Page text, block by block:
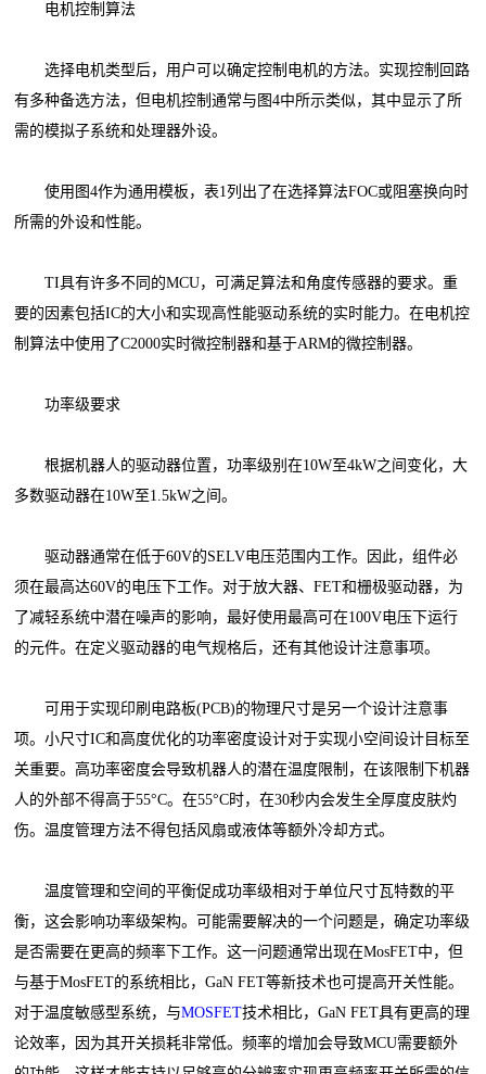
电机控制算法
选择电机类型后，用户可以确定控制电机的方法。实现控制回路
有多种备选方法，但电机控制通常与图4中所示类似，其中显示了所
需的模拟子系统和处理器外设。
使用图4作为通用模板，表1列出了在选择算法FOC或阻塞换向时
所需的外设和性能。
TI具有许多不同的MCU，可满足算法和角度传感器的要求。重
要的因素包括IC的大小和实现高性能驱动系统的实时能力。在电机控
制算法中使用了C2000实时微控制器和基于ARM的微控制器。
功率级要求
根据机器人的驱动器位置，功率级别在10W至4kW之间变化，大
多数驱动器在10W至1.5kW之间。
驱动器通常在低于60V的SELV电压范围内工作。因此，组件必
须在最高达60V的电压下工作。对于放大器、FET和栅极驱动器，为
了减轻系统中潜在噪声的影响，最好使用最高可在100V电压下运行
的元件。在定义驱动器的电气规格后，还有其他设计注意事项。
可用于实现印刷电路板(PCB)的物理尺寸是另一个设计注意事
项。小尺寸IC和高度优化的功率密度设计对于实现小空间设计目标至
关重要。高功率密度会导致机器人的潜在温度限制，在该限制下机器
人的外部不得高于55°C。在55°C时，在30秒内会发生全厚度皮肤灼
伤。温度管理方法不得包括风扇或液体等额外冷却方式。
温度管理和空间的平衡促成功率级相对于单位尺寸瓦特数的平
衡，这会影响功率级架构。可能需要解决的一个问题是，确定功率级
是否需要在更高的频率下工作。这一问题通常出现在MosFET中，但
与基于MosFET的系统相比，GaN FET等新技术也可提高开关性能。
对于温度敏感型系统，与MOSFET技术相比，GaN FET具有更高的理
论效率，因为其开关损耗非常低。频率的增加会导致MCU需要额外